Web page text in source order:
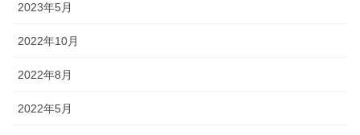
2023年5月
2022年10月
2022年8月
2022年5月